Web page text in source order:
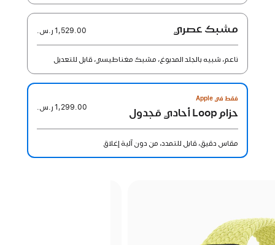
مشبك عصري 1,529.00 ر.س.‏
ناعم، شبيه بالجلد المدبوغ، مشبك مغناطيسي، قابل للتعديل
فقط في Apple
حزام Loop أحادي مَجدول 1,299.00 ر.س.‏
مقاس دقيق، قابل للتمدد، من دون آلية إغلاق